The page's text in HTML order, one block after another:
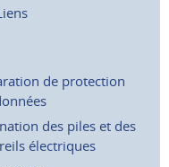
de protection
des piles et des
électriques